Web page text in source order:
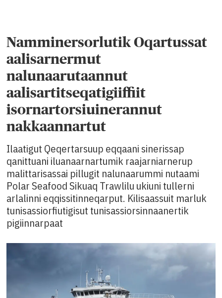
Namminersorlutik Oqartussat
aalisarnermut
nalunaarutaannut
aalisartitseqatigiiffiit
isornartorsiuinerannut
nakkaannartut
Ilaatigut Qeqertarsuup eqqaani sinerissap
qanittuani iluanaarnartumik raajarniarnerup
malittarisassai pillugit nalunaarummi nutaami
Polar Seafood Sikuaq Trawlilu ukiuni tullerni
arlalinni eqqissitinneqarput. Kilisaassuit marluk
tunisassiorfiutigisut tunisassiorsinnaanertik
pigiinnarpaat